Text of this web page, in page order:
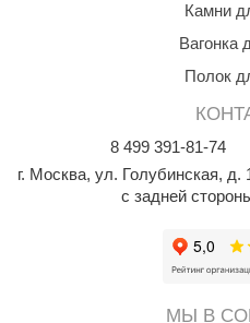
Камни
Вагонка
Полок
8 499 391-81-74
г. Москва, ул. Голубинская,
с задней
МЫ В